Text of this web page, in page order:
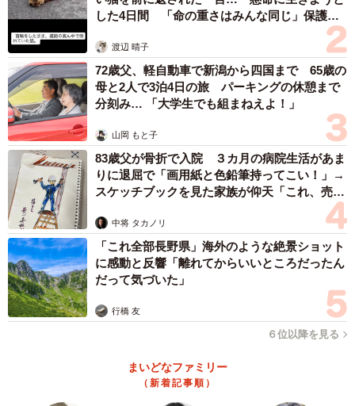
した4日間 「命の重さはみんな同じ」保護団
渡辺 晴子
72歳父、軽自動車で新潟から四国まで 65歳の
母と2人で3泊4日の旅 パーキングの休憩まで
分刻み… 「大学生でも組まねえよ！」
山岡 もと子
83歳父が骨折で入院 ３カ月の病院生活があま
りに退屈で「画用紙と色鉛筆持ってこい！」→
スケッチブックを見た家族が仰天「これ、売れ
中将 タカノリ
「これ全部長野県」海外のような絶景ショット
に感動と反響「離れてからいいところだったん
だって気づいた」
行橋 友
６位以降を見る
まいどなファミリー
（新着記事順）